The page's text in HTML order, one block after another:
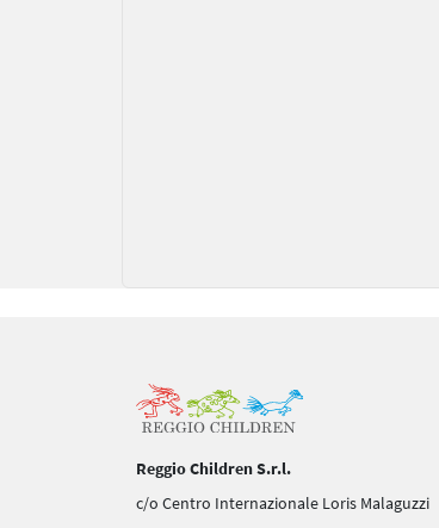
Reggio Children S.r.l.
c/o Centro Internazionale Loris Malaguzzi